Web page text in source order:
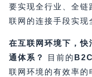
要实现全行业、全链
联网的连接手段实现
在互联网环境下，
通体系？
目前的
联网环境的有效率的